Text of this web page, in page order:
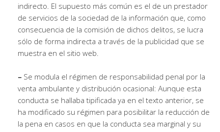
indirecto. El supuesto más común es el de un prestador
de servicios de la sociedad de la información que, como
consecuencia de la comisión de dichos delitos, se lucra
sólo de forma indirecta a través de la publicidad que se
muestra en el sitio web.
– Se modula el régimen de responsabilidad penal por la
venta ambulante y distribución ocasional: Aunque esta
conducta se hallaba tipificada ya en el texto anterior, se
ha modificado su régimen para posibilitar la reducción de
la pena en casos en que la conducta sea marginal y su